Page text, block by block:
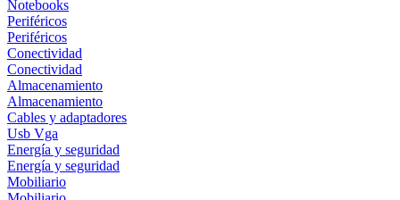
Notebooks
Periféricos
Periféricos
Conectividad
Conectividad
Almacenamiento
Almacenamiento
Cables y adaptadores
Usb Vga
Energía y seguridad
Energía y seguridad
Mobiliario